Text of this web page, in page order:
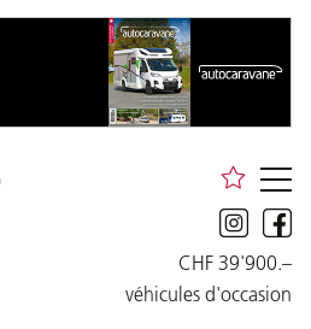
CHF 39'900.–
véhicules d'occasion